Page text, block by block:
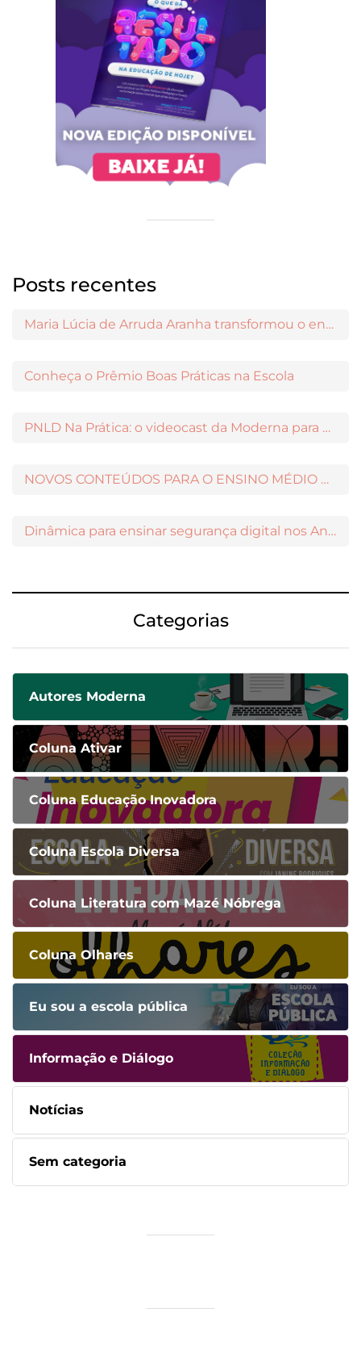
Posts recentes
Maria Lúcia de Arruda Aranha transformou o ensino de Filosofia no Brasil
Conheça o Prêmio Boas Práticas na Escola
PNLD Na Prática: o videocast da Moderna para apoiar a escolha das obras aprovadas
NOVOS CONTEÚDOS PARA O ENSINO MÉDIO DISPONÍVEIS NO MODERNAMIGOS
Dinâmica para ensinar segurança digital nos Anos Iniciais
Categorias
Autores Moderna
Coluna Ativar
Coluna Educação Inovadora
Coluna Escola Diversa
Coluna Literatura com Mazé Nóbrega
Coluna Olhares
Eu sou a escola pública
Informação e Diálogo
Notícias
Sem categoria